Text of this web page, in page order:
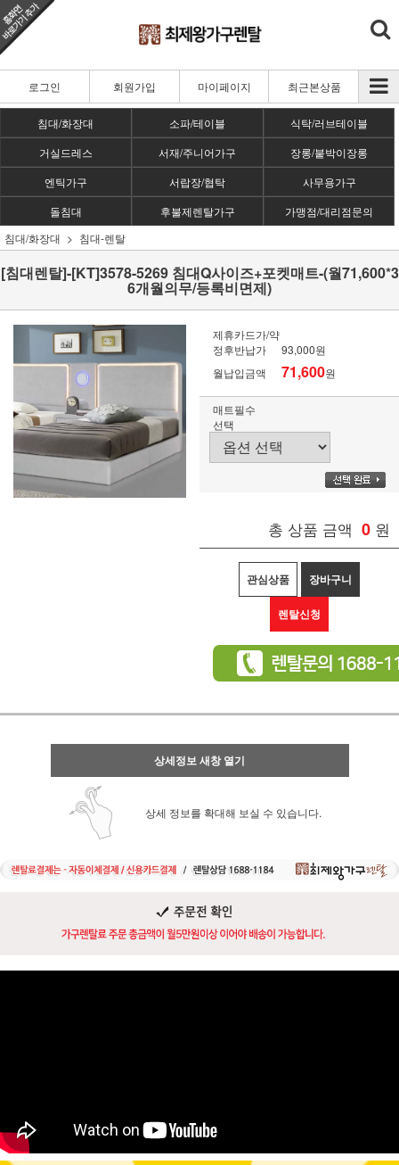
로그인 회원가입 마이페이지 최근본상품
침대/화장대 소파/테이블
식탁/러브테이블
거실드레스
서재/주니어가구
장롱/붙박이장롱
엔틱가구
서랍장/협탁
사무용가구
돌침대
후불제렌탈가구
가맹점/대리점문의
침대/화장대
침대-렌탈
[침대렌탈]-[KT]3578-5269 침대Q사이즈+포켓매트-(월71,600*3
6개월의무/등록비면제)
제휴카드가/약
정후반납가
93,000원
월납입금액
71,600원
매트필수
선택
총 상품 금액 0 원
관심상품 장바구니
렌탈신청
상세정보 새창 열기
상세 정보를 확대해 보실 수 있습니다.